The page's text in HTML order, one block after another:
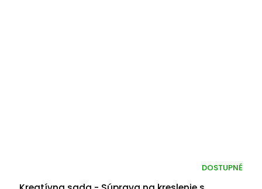
DOSTUPNÉ